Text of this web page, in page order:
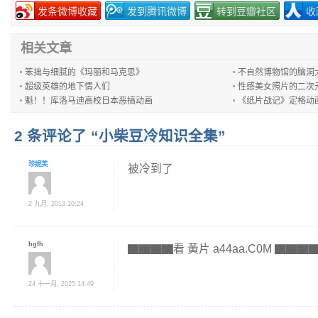
发条微博收藏 发到腾讯微博 转到豆瓣社区
相关文章
笨拙与细腻的《玛丽和马克思》
不自然博物馆的脑洞
超级英雄的地下情人们
性感美女照片的二次
魁！！库洛马迪高校日本恶搞动画
《纸片战记》定格动
2 条评论了 “小柴豆冷知识全集”
珍妮芙
2 九月, 2013 10:24
被冷到了
hgfh
24 十一月, 2025 14:49
▇▇▇▇看 黃片 a44aa.C0M